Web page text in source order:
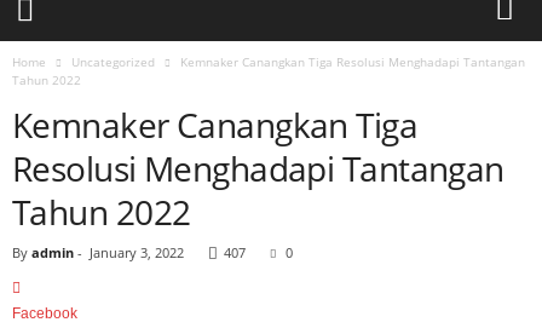
Home Uncategorized
Kemnaker Canangkan Tiga Resolusi Menghadapi Tantangan
Tahun 2022
Kemnaker Canangkan Tiga
Resolusi Menghadapi Tantangan
Tahun 2022
By admin - January 3, 2022 407 0
Facebook